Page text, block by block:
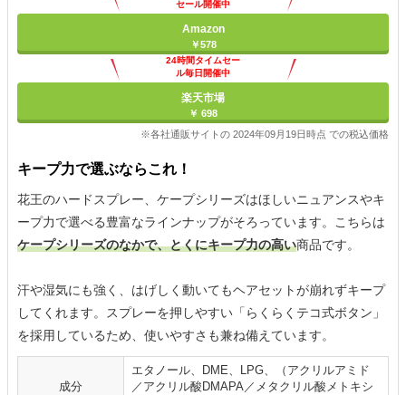
セール開催中
Amazon
￥578
24時間タイムセー
ル毎日開催中
楽天市場
￥ 698
※各社通販サイトの 2024年09月19日時点 での税込価格
キープ力で選ぶならこれ！
花王のハードスプレー、ケープシリーズはほしいニュアンスやキ
ープ力で選べる豊富なラインナップがそろっています。こちらは
ケープシリーズのなかで、とくにキープ力の高い商品です。
汗や湿気にも強く、はげしく動いてもヘアセットが崩れずキープ
してくれます。スプレーを押しやすい「らくらくテコ式ボタン」
を採用しているため、使いやすさも兼ね備えています。
成分
エタノール、DME、LPG、（アクリルアミド
／アクリル酸DMAPA／メタクリル酸メトキシ